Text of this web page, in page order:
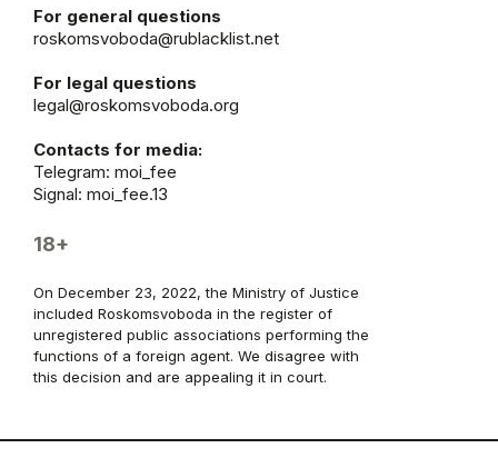
For general questions
roskomsvoboda@rublacklist.net
For legal questions
legal@roskomsvoboda.org
Contacts for media:
Telegram: moi_fee
Signal: moi_fee.13
18+
On December 23, 2022, the Ministry of Justice
included Roskomsvoboda in the register of
unregistered public associations performing the
functions of a foreign agent. We disagree with
this decision and are appealing it in court.